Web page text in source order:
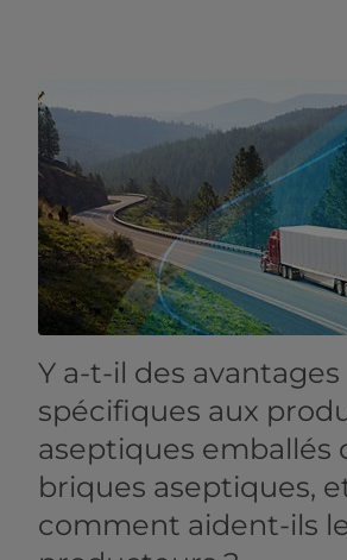
Y a-t-il des avantages
spécifiques aux
aseptiques emballés
briques aseptiques,
comment aident-ils